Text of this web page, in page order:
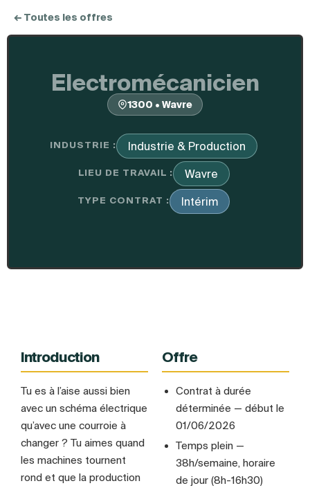
← Toutes les offres
Electromécanicien
1300 • Wavre
INDUSTRIE : Industrie & Production
LIEU DE TRAVAIL : Wavre
TYPE CONTRAT : Intérim
Introduction
Tu es à l’aise aussi bien
avec un schéma électrique
qu’avec une courroie à
changer ? Tu aimes quand
les machines tournent
rond et que la production
Offre
Contrat à durée
déterminée — début le
01/06/2026
Temps plein —
38h/semaine, horaire
de jour (8h-16h30)